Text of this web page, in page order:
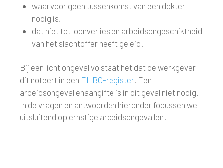
waarvoor geen tussenkomst van een dokter
nodig is,
dat niet tot loonverlies en arbeidsongeschiktheid
van het slachtoffer heeft geleid.
Bij een licht ongeval volstaat het dat de werkgever
dit noteert in een EHBO-register. Een
arbeidsongevallenaangifte is in dit geval niet nodig.
In de vragen en antwoorden hieronder focussen we
uitsluitend op ernstige arbeidsongevallen.